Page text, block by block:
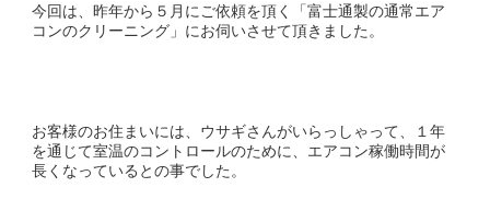
今回は、昨年から５月にご依頼を頂く「富士通製の通常エア
コンのクリーニング」にお伺いさせて頂きました。
お客様のお住まいには、ウサギさんがいらっしゃって、１年
を通じて室温のコントロールのために、エアコン稼働時間が
長くなっているとの事でした。